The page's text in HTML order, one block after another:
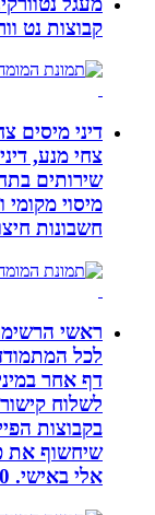
קבוצות נט
דיני מיסים צחי
צחי מנע, דיני
שירותים
מיסוי מקומי
חשבונות
ראשי
לכל
דף אחר
לשלוח קישור
בקבוצות
אלי באישי. 0526626700